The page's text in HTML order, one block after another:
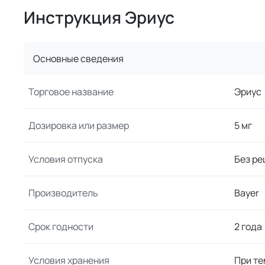
Инструкция Эриус
Основные сведения
Торговое название Эриус
Дозировка или размер 5 мг
Условия отпуска Без
Производитель Bayer
Срок годности 2 года
Условия хранения При